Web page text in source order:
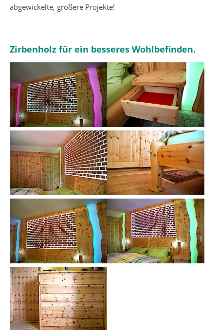
abgewickelte, größere Projekte!
Zirbenholz für ein besseres Wohlbefinden.